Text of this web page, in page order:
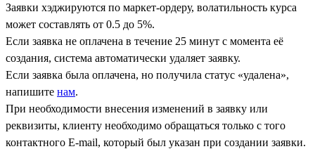
Заявки хэджируются по маркет-ордеру, волатильность курса
может составлять от 0.5 до 5%.
Если заявка не оплачена в течение 25 минут с момента её
создания, система автоматически удаляет заявку.
Если заявка была оплачена, но получила статус «удалена»,
напишите нам.
При необходимости внесения изменений в заявку или
реквизиты, клиенту необходимо обращаться только с того
контактного Е-mail, который был указан при создании заявки.